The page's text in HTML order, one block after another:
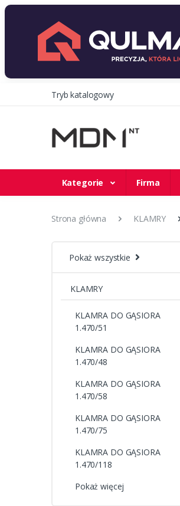
Tryb katalogowy
Kategorie Firma
Strona główna KLAMRY
Pokaż wszystkie
KLAMRY
KLAMRA DO GĄSIORA
1.470/51
KLAMRA DO GĄSIORA
1.470/48
KLAMRA DO GĄSIORA
1.470/58
KLAMRA DO GĄSIORA
1.470/75
KLAMRA DO GĄSIORA
1.470/118
Pokaż więcej